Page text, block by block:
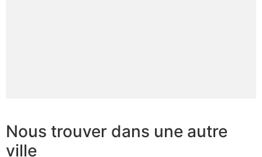
Nous trouver dans une autre
ville